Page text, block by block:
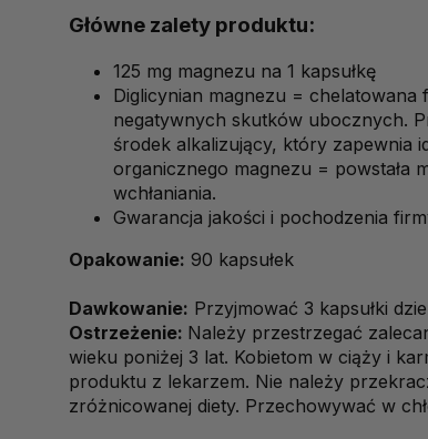
Główne zalety produktu:
125 mg magnezu na 1 kapsułkę
Diglicynian magnezu = chelatowana
negatywnych skutków ubocznych.
środek alkalizujący, który zapewnia
organicznego magnezu = powstała
wchłaniania.
Gwarancja jakości i pochodzenia
Opakowanie: 90 kapsułek
Dawkowanie: Przyjmować 3 kapsułki
Ostrzeżenie: Należy przestrzegać
wieku poniżej 3 lat. Kobietom w ciąży i
produktu z lekarzem. Nie należy
zróżnicowanej diety. Przechowywać w